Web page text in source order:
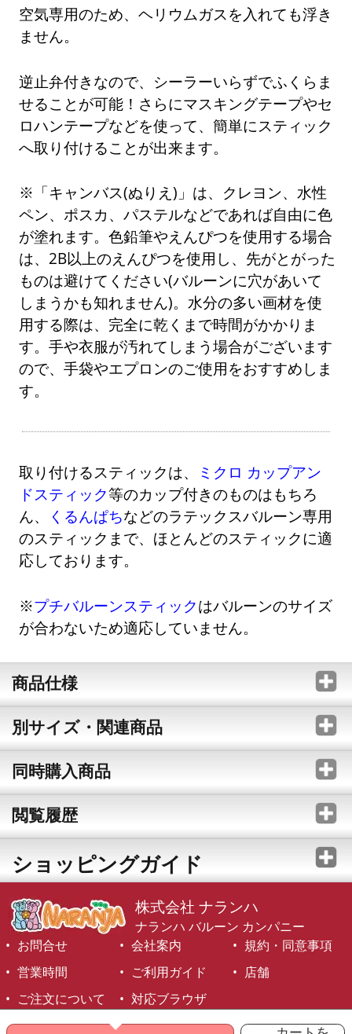
空気専用のため、ヘリウムガスを入れても浮き
ません。
逆止弁付きなので、シーラーいらずでふくらま
せることが可能！さらにマスキングテープやセ
ロハンテープなどを使って、簡単にスティック
へ取り付けることが出来ます。
※「キャンバス(ぬりえ)」は、クレヨン、水性
ペン、ポスカ、パステルなどであれば自由に色
が塗れます。色鉛筆やえんぴつを使用する場合
は、2B以上のえんぴつを使用し、先がとがった
ものは避けてください(バルーンに穴があいて
しまうかも知れません)。水分の多い画材を使
用する際は、完全に乾くまで時間がかかりま
す。手や衣服が汚れてしまう場合がございます
ので、手袋やエプロンのご使用をおすすめしま
す。
取り付けるスティックは、
ミクロ カップアン
ドスティック等のカップ付きのものはもちろ
ん、
くるんぱちなどのラテックスバルーン専用
のスティックまで、ほとんどのスティックに適
応しております。
※プチバルーンスティックはバルーンのサイズ
が合わないため適応していません。
商品仕様
別サイズ・関連商品
同時購入商品
閲覧履歴
ショッピングガイド
株式会社 ナランハ
ナランハ バルーン カンパニー
お問合せ
会社案内
規約・同意事項
営業時間
ご利用ガイド
店舗
ご注文について
対応ブラウザ
©1999-2026 NARANJA Inc. All Rights Reserved.